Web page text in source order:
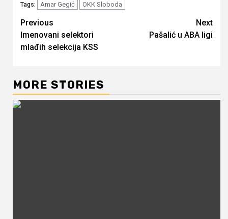
Tags: Amar Gegić OKK Sloboda
Continue
Reading
Previous
Imenovani selektori
mlađih selekcija KSS
Next
Pašalić u ABA ligi
MORE STORIES